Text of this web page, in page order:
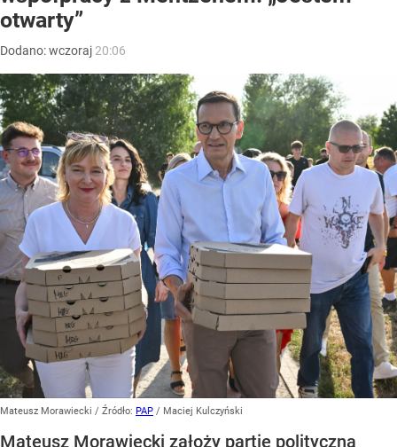
otwarty”
Dodano:wczoraj 20:06
Mateusz Morawiecki / Źródło: PAP / Maciej Kulczyński
Mateusz Morawiecki założy partię polityczną